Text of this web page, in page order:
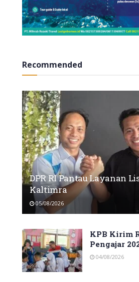
Recommended
DPR RI Pantau Layanan
Kaltimra
05/08/2026
KPB Kirim
Pengajar
04/08/2026